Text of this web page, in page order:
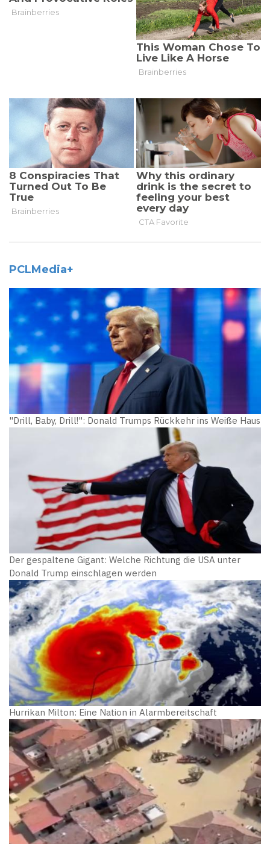
PCLMedia+
"Drill, Baby, Drill!": Donald Trumps Rückkehr ins Weiße Haus
Der gespaltene Gigant: Welche Richtung die USA unter
Donald Trump einschlagen werden
Hurrikan Milton: Eine Nation in Alarmbereitschaft